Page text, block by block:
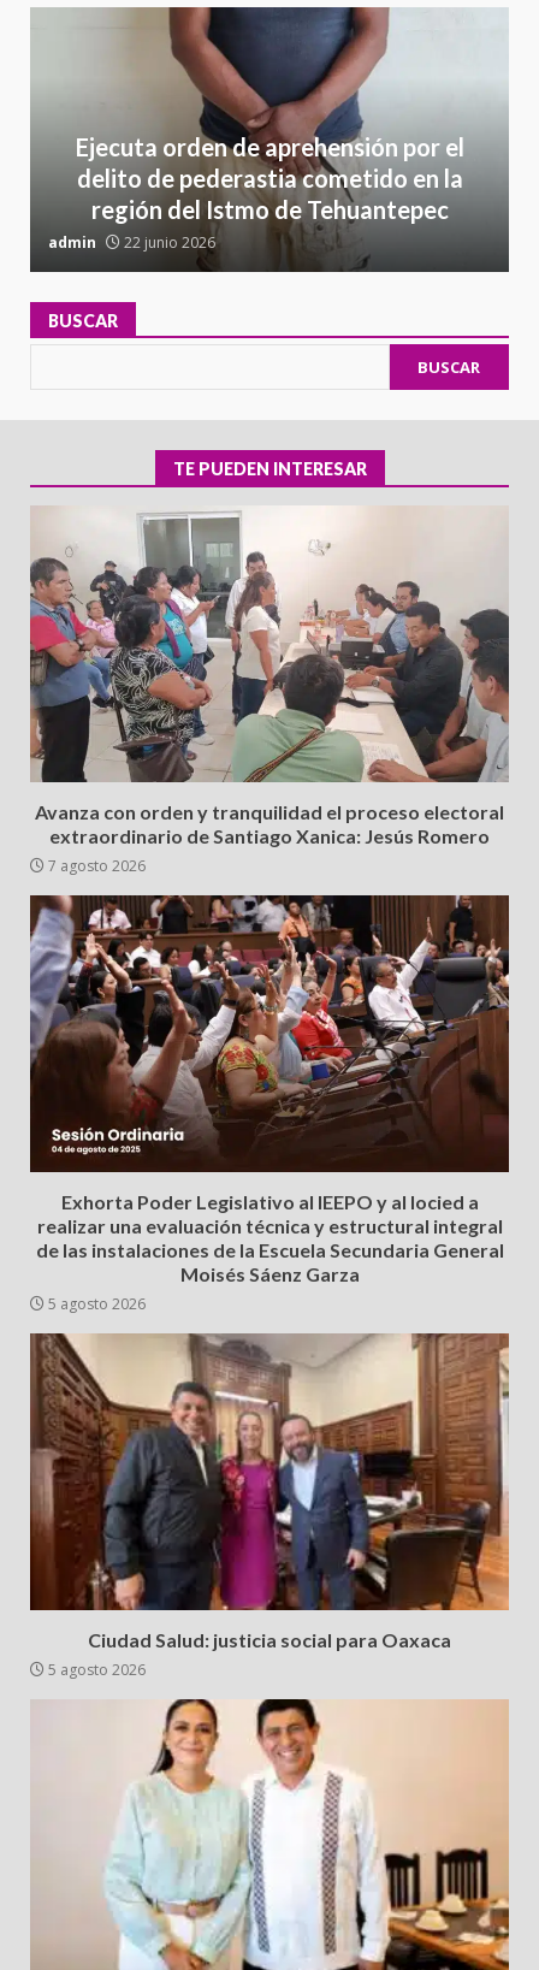
Ejecuta orden de aprehensión por el
delito de pederastia cometido en la
región del Istmo de Tehuantepec
admin 22 junio 2026
BUSCAR
BUSCAR
TE PUEDEN INTERESAR
Avanza con orden y tranquilidad el proceso electoral
extraordinario de Santiago Xanica: Jesús Romero
7 agosto 2026
Exhorta Poder Legislativo al IEEPO y al Iocied a
realizar una evaluación técnica y estructural integral
de las instalaciones de la Escuela Secundaria General
Moisés Sáenz Garza
5 agosto 2026
Ciudad Salud: justicia social para Oaxaca
5 agosto 2026